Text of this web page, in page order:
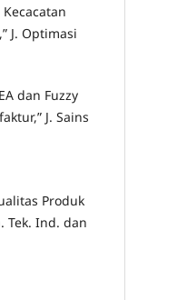
J. Optimasi
dan Fuzzy
J. Sains
Produk
Tek. Ind. dan